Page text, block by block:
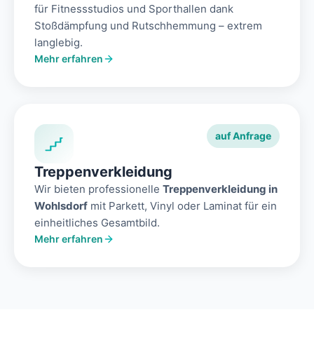
für Fitnessstudios und Sporthallen dank
Stoßdämpfung und Rutschhemmung – extrem
langlebig.
Mehr erfahren
auf Anfrage
Treppenverkleidung
Wir bieten professionelle Treppenverkleidung in
Wohlsdorf mit Parkett, Vinyl oder Laminat für ein
einheitliches Gesamtbild.
Mehr erfahren